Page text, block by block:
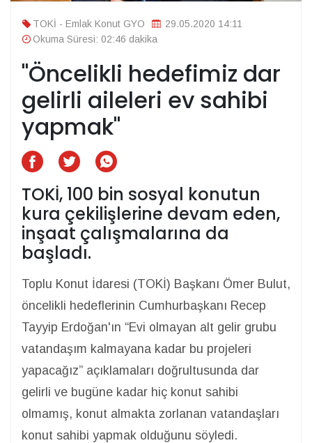
TOKİ - Emlak Konut GYO
29.05.2020 14:11
Okuma Süresi: 02:46 dakika
"Öncelikli hedefimiz dar
gelirli aileleri ev sahibi
yapmak"
TOKİ, 100 bin sosyal konutun
kura çekilişlerine devam eden,
inşaat çalışmalarına da
başladı.
Toplu Konut İdaresi (TOKİ) Başkanı Ömer Bulut,
öncelikli hedeflerinin Cumhurbaşkanı Recep
Tayyip Erdoğan'ın “Evi olmayan alt gelir grubu
vatandaşım kalmayana kadar bu projeleri
yapacağız” açıklamaları doğrultusunda dar
gelirli ve bugüne kadar hiç konut sahibi
olmamış, konut almakta zorlanan vatandaşları
konut sahibi yapmak olduğunu söyledi.